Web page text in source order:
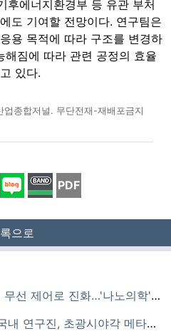
후에너지환경부 등 유관 부처
도 기여할 전망이다. 연구팀은
용 목적에 따라 구조를 변경하
짐에 따라 관련 공정의 효율
있다.
업종합저널. 무단전재-재배포금지
PDF
으로
화…'나노의학' 천진우 교수 최고과학기술인상
시야각 메타렌즈 디스플레이 세계 첫 구현